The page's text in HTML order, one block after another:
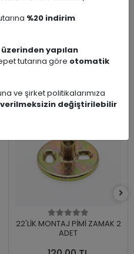
22'LİK MONTAJ PİMİ ZAMAK 2
ADET
%20 indirim
yapılan
tutarına göre otomatik
ve şirket politikalarımıza
değiştirilebilir